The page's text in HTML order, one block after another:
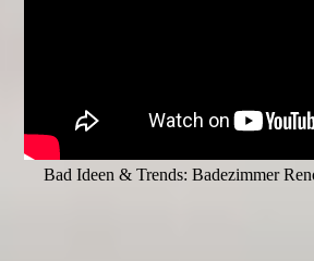
Bad Ideen & Trends: Badezimmer